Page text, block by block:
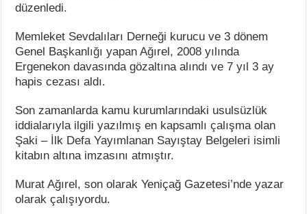
düzenledi.
Memleket Sevdalıları Derneği kurucu ve 3 dönem
Genel Başkanlığı yapan Ağırel, 2008 yılında
Ergenekon davasında gözaltına alındı ve 7 yıl 3 ay
hapis cezası aldı.
Son zamanlarda kamu kurumlarındaki usulsüzlük
iddialarıyla ilgili yazılmış en kapsamlı çalışma olan
Şaki – İlk Defa Yayımlanan Sayıştay Belgeleri isimli
kitabın altına imzasını atmıştır.
Murat Ağırel, son olarak Yeniçağ Gazetesi’nde yazar
olarak çalışıyordu.